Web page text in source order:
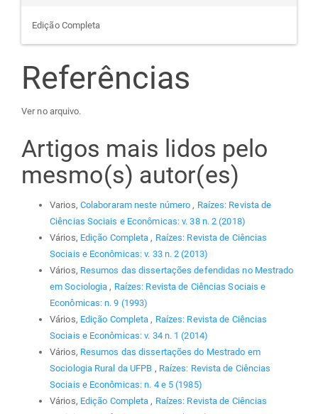
Edição Completa
Referências
Ver no arquivo.
Artigos mais lidos pelo
mesmo(s) autor(es)
Varios, Colaboraram neste número , Raízes: Revista de
Ciências Sociais e Econômicas: v. 38 n. 2 (2018)
Vários, Edição Completa , Raízes: Revista de Ciências
Sociais e Econômicas: v. 33 n. 2 (2013)
Vários, Resumos das dissertações defendidas no Mestrado
em Sociologia , Raízes: Revista de Ciências Sociais e
Econômicas: n. 9 (1993)
Vários, Edição Completa , Raízes: Revista de Ciências
Sociais e Econômicas: v. 34 n. 1 (2014)
Vários, Resumos das dissertações do Mestrado em
Sociologia Rural da UFPB , Raízes: Revista de Ciências
Sociais e Econômicas: n. 4 e 5 (1985)
Vários, Edição Completa , Raízes: Revista de Ciências